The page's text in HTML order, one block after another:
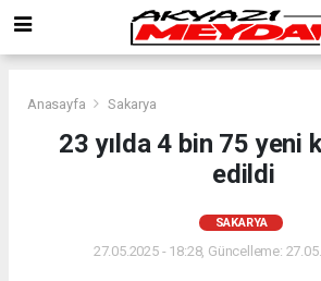
Anasayfa Sakarya
23 yılda 4 bin 75 yeni
edildi
SAKARYA
27.05.2025 - 18:28, Güncelleme: